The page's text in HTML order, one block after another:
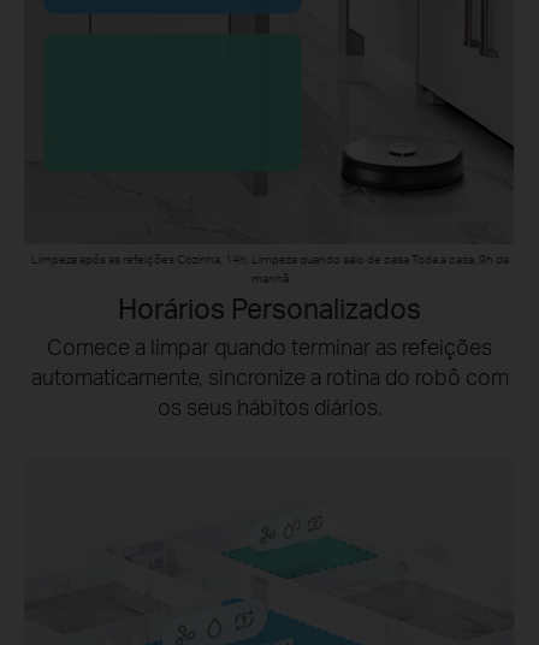
Limpeza após as refeições Cozinha, 14h. Limpeza quando saio de casa Toda a casa, 9h da
manhã
.
Horários Personalizados
Comece a limpar quando terminar as refeições
automaticamente, sincronize a rotina do robô com
os seus hábitos diários.